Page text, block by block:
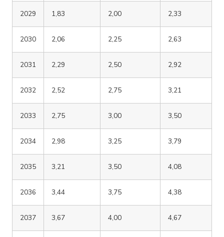
2029 1,83 2,00 2,33
2030 2,06 2,25 2,63
2031 2,29 2,50 2,92
2032 2,52 2,75 3,21
2033 2,75 3,00 3,50
2034 2,98 3,25 3,79
2035 3,21 3,50 4,08
2036 3,44 3,75 4,38
2037 3,67 4,00 4,67